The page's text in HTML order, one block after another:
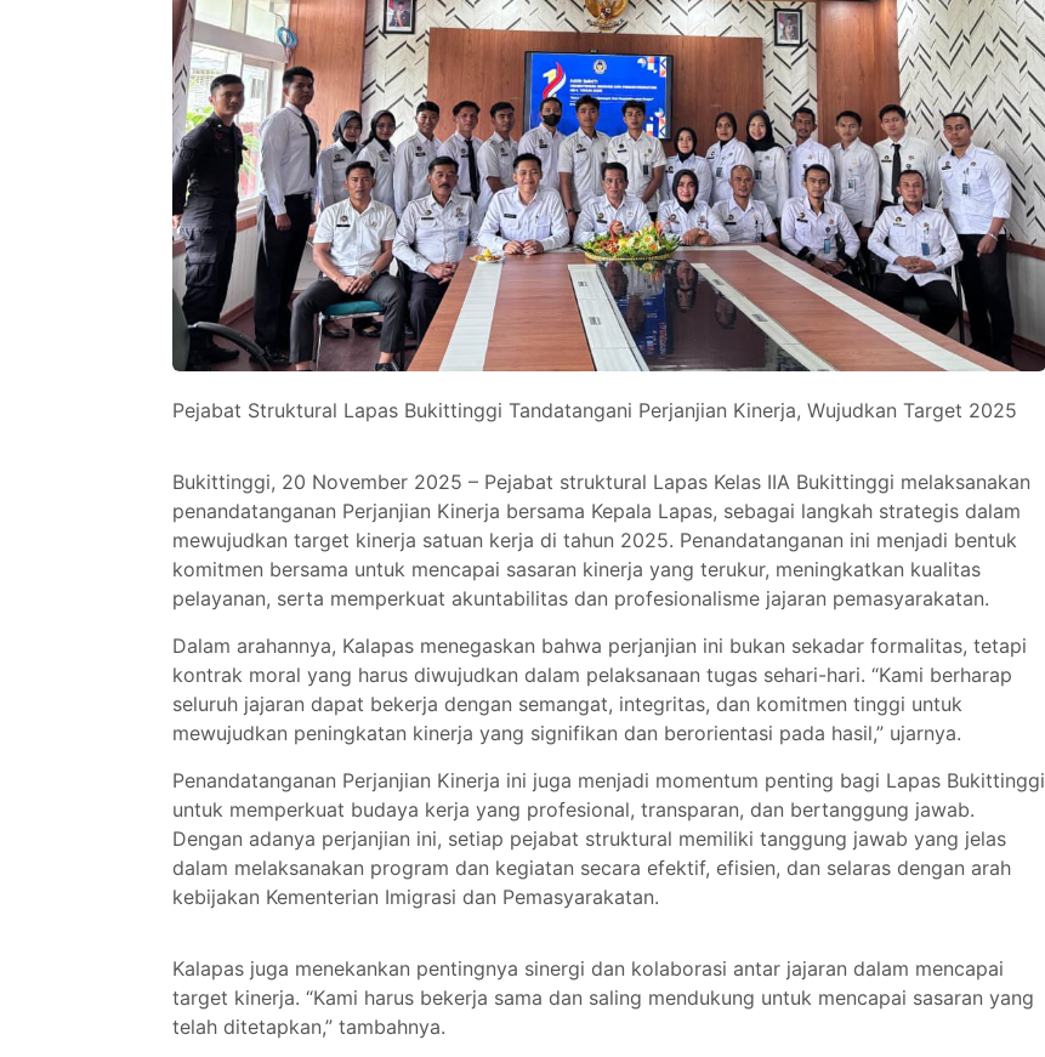
Pejabat Struktural Lapas Bukittinggi Tandatangani Perjanjian Kinerja, Wujudkan Target 2025
Bukittinggi, 20 November 2025 – Pejabat struktural Lapas Kelas IIA Bukittinggi melaksanakan
penandatanganan Perjanjian Kinerja bersama Kepala Lapas, sebagai langkah strategis dalam
mewujudkan target kinerja satuan kerja di tahun 2025. Penandatanganan ini menjadi bentuk
komitmen bersama untuk mencapai sasaran kinerja yang terukur, meningkatkan kualitas
pelayanan, serta memperkuat akuntabilitas dan profesionalisme jajaran pemasyarakatan.
Dalam arahannya, Kalapas menegaskan bahwa perjanjian ini bukan sekadar formalitas, tetapi
kontrak moral yang harus diwujudkan dalam pelaksanaan tugas sehari-hari. “Kami berharap
seluruh jajaran dapat bekerja dengan semangat, integritas, dan komitmen tinggi untuk
mewujudkan peningkatan kinerja yang signifikan dan berorientasi pada hasil,” ujarnya.
Penandatanganan Perjanjian Kinerja ini juga menjadi momentum penting bagi Lapas Bukittinggi
untuk memperkuat budaya kerja yang profesional, transparan, dan bertanggung jawab.
Dengan adanya perjanjian ini, setiap pejabat struktural memiliki tanggung jawab yang jelas
dalam melaksanakan program dan kegiatan secara efektif, efisien, dan selaras dengan arah
kebijakan Kementerian Imigrasi dan Pemasyarakatan.
Kalapas juga menekankan pentingnya sinergi dan kolaborasi antar jajaran dalam mencapai
target kinerja. “Kami harus bekerja sama dan saling mendukung untuk mencapai sasaran yang
telah ditetapkan,” tambahnya.